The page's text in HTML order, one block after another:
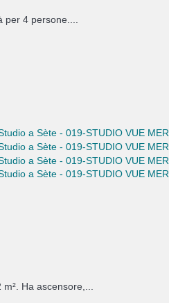
4 persone....
Ha ascensore,...